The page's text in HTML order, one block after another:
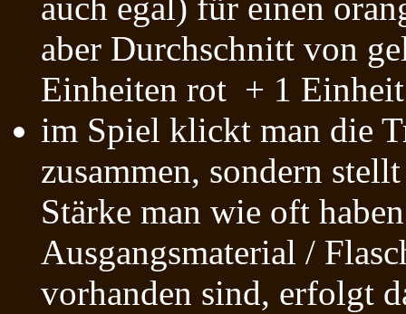
auch egal) für einen
aber Durchschnitt von
Einheiten rot + 1
im Spiel klickt man die
zusammen, sondern
Stärke man wie oft
Ausgangsmaterial /
vorhanden sind, erfolgt